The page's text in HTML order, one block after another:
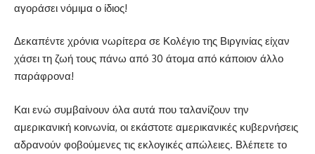
αγοράσει νόμιμα ο ίδιος!
Δεκαπέντε χρόνια νωρίτερα σε Κολέγιο της Βιργινίας είχαν
χάσει τη ζωή τους πάνω από 30 άτομα από κάποιον άλλο
παράφρονα!
Και ενώ συμβαίνουν όλα αυτά που ταλανίζουν την
αμερικανική κοινωνία, οι εκάστοτε αμερικανικές κυβερνήσεις
αδρανούν φοβούμενες τις εκλογικές απώλειες. Βλέπετε το